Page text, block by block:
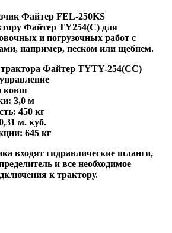
Файтер FEL-250KS
Файтер TY254(C) для
и погрузочных работ с
например, песком или щебнем.
Файтер TYTY-254(CC)
ковш
3,0 м
450 кг
м. куб.
645 кг
входят гидравлические шланги,
и все необходимое
к трактору.